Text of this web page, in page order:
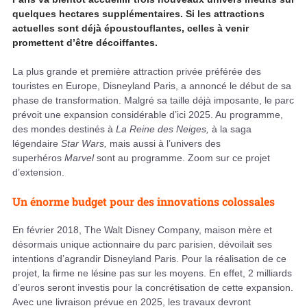
quelques hectares supplémentaires. Si les attractions
actuelles sont déjà époustouflantes, celles à venir
promettent d’être décoiffantes.
La plus grande et première attraction privée préférée des
touristes en Europe, Disneyland Paris, a annoncé le début de sa
phase de transformation. Malgré sa taille déjà imposante, le parc
prévoit une expansion considérable d’ici 2025. Au programme,
des mondes destinés à La Reine des Neiges, à la saga
légendaire Star Wars, mais aussi à l’univers des
superhéros Marvelsont au programme. Zoom sur ce projet
d’extension.
Un énorme budget pour des innovations colossales
En février 2018, The Walt Disney Company, maison mère et
désormais unique actionnaire du parc parisien, dévoilait ses
intentions d’agrandir Disneyland Paris. Pour la réalisation de ce
projet, la firme ne lésine pas sur les moyens. En effet, 2 milliards
d’euros seront investis pour la concrétisation de cette expansion.
Avec une livraison prévue en 2025, les travaux devront